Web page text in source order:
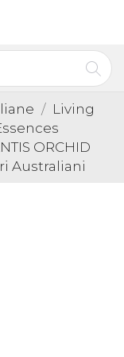
Living
ORCHID
Australiani